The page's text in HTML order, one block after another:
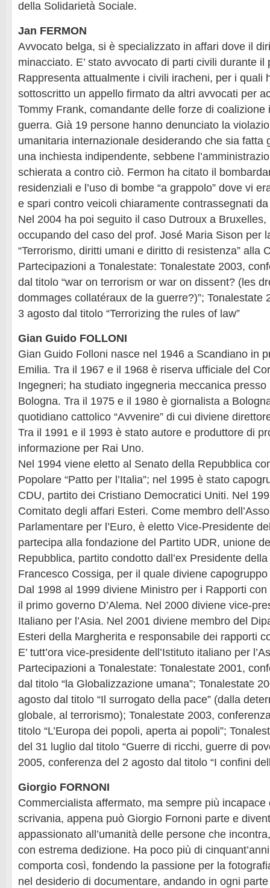
della Solidarietà Sociale.
Jan FERMON
Avvocato belga, si è specializzato in affari dove il
minacciato. E’ stato avvocato di parti civili durante
Rappresenta attualmente i civili iracheni, per i quali
sottoscritto un appello firmato da altri avvocati per
Tommy Frank, comandante delle forze di coalizione
guerra. Già 19 persone hanno denunciato la
umanitaria internazionale desiderando che sia fatta
una inchiesta indipendente, sebbene
schierata a contro ciò. Fermon ha citato il
residenziali e l’uso di bombe “a grappolo” dove vi
e spari contro veicoli chiaramente contrassegnati
Nel 2004 ha poi seguito il caso Dutroux a
occupando del caso del prof. José Maria Sison per
“Terrorismo, diritti umani e diritto di resistenza” alla
Partecipazioni a Tonalestate: Tonalestate 2003,
dal titolo “war on terrorism or war on dissent? (les
dommages collatéraux de la guerre?)”; Tonalestate
3 agosto dal titolo “Terrorizing the rules of law”
Gian Guido FOLLONI
Gian Guido Folloni nasce nel 1946 a Scandiano in
Emilia. Tra il 1967 e il 1968 è riserva ufficiale del
Ingegneri; ha studiato ingegneria meccanica presso
Bologna. Tra il 1975 e il 1980 è giornalista a
quotidiano cattolico “Avvenire” di cui diviene
Tra il 1991 e il 1993 è stato autore e produttore di
informazione per Rai Uno.
Nel 1994 viene eletto al Senato della Repubblica
Popolare “Patto per l’Italia”; nel 1995 è stato
CDU, partito dei Cristiano Democratici Uniti. Nel
Comitato degli affari Esteri. Come membro
Parlamentare per l’Euro, è eletto Vice-Presidente
partecipa alla fondazione del Partito UDR, unione
Repubblica, partito condotto dall’ex Presidente
Francesco Cossiga, per il quale diviene
Dal 1998 al 1999 diviene Ministro per i Rapporti
il primo governo D’Alema. Nel 2000 diviene vice-
Italiano per l’Asia. Nel 2001 diviene membro del
Esteri della Margherita e responsabile dei rapporti
E’ tutt’ora vice-presidente dell’Istituto italiano per
Partecipazioni a Tonalestate: Tonalestate 2001,
dal titolo “la Globalizzazione umana”; Tonalestate
agosto dal titolo “Il surrogato della pace” (dalla
globale, al terrorismo); Tonalestate 2003,
titolo “L’Europa dei popoli, aperta ai popoli”;
del 31 luglio dal titolo “Guerre di ricchi, guerre di
2005, conferenza del 2 agosto dal titolo “I confini
Giorgio FORNONI
Commercialista affermato, ma sempre più
scrivania, appena può Giorgio Fornoni parte e
appassionato all’umanità delle persone che
con estrema dedizione. Ha poco più di
comporta così, fondendo la passione per la
nel desiderio di documentare, andando in ogni